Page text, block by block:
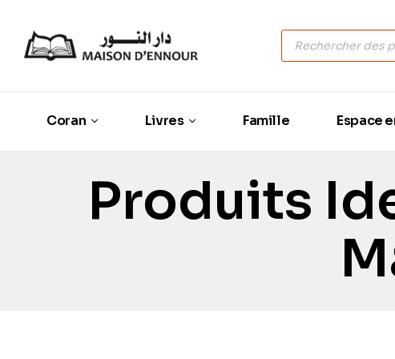
Coran Livres Famille Espace
Produits